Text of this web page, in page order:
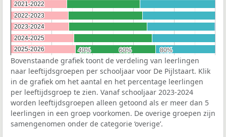
40%
40% 60%
60% 80%
80%
2021-2022
2021-2022
2022-2023
2022-2023
2023-2024
2023-2024
2024-2025
2024-2025
2025-2026
2025-2026
Bovenstaande grafiek toont de verdeling van leerlingen
naar leeftijdsgroepen per schooljaar voor De Pijlstaart. Klik
in de grafiek om het aantal en het percentage leerlingen
per leeftijdsgroep te zien. Vanaf schooljaar 2023-2024
worden leeftijdsgroepen alleen getoond als er meer dan 5
leerlingen in een groep voorkomen. De overige groepen zijn
samengenomen onder de categorie ‘overige’.